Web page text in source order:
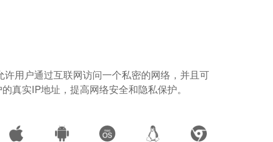
许用户通过互联网访问一个私密的网络，并且可
真实IP地址，提高网络安全和隐私保护。